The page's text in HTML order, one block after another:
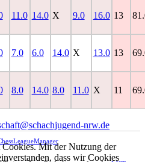
11.0 14.0 X 9.0 16.0 13
7.0 6.0 14.0 X 13.0 13
8.0 14.0 8.0 11.0 X 11
nrw.de
Mit der Nutzung der
dass wir Cookies